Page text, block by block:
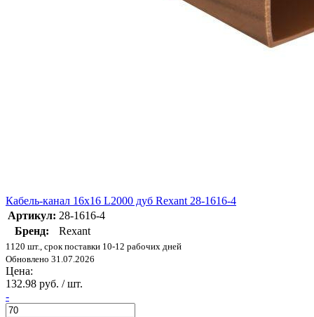
Кабель-канал 16х16 L2000 дуб Rexant 28-1616-4
Артикул: 28-1616-4
Бренд:
Rexant
1120 шт., срок поставки 10-12 рабочих дней
Обновлено 31.07.2026
Цена:
132.98 руб. / шт.
-